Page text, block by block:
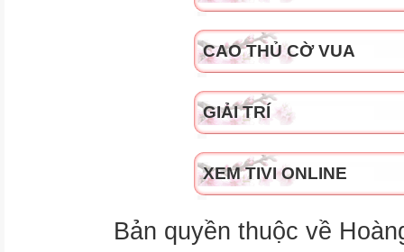
CAO THỦ CỜ VUA
GIẢI TRÍ
XEM TIVI ONLINE
Bản quyền thuộc về